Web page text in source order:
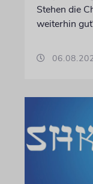
Stehen die
weiterhin